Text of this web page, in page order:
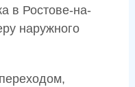
в Ростове-на-
наружного